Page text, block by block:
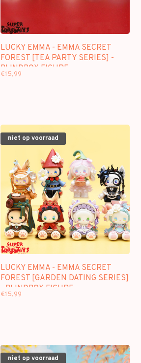
LUCKY EMMA - EMMA SECRET
FOREST [TEA PARTY SERIES] -
BLINDBOX FIGURE
€15,99
niet op voorraad
LUCKY EMMA - EMMA SECRET
FOREST [GARDEN DATING SERIES]
- BLINDBOX FIGURE
€15,99
niet op voorraad